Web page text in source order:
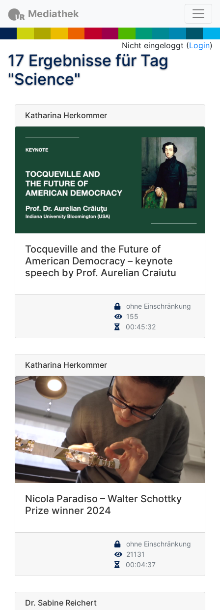
Mediathek
Nicht eingeloggt (Login)
17 Ergebnisse für Tag
"Science"
Katharina Herkommer
Tocqueville and the Future of
American Democracy – keynote
speech by Prof. Aurelian Craiutu
ohne Einschränkung
155
00:45:32
Katharina Herkommer
Nicola Paradiso – Walter Schottky
Prize winner 2024
ohne Einschränkung
21131
00:04:37
Dr. Sabine Reichert